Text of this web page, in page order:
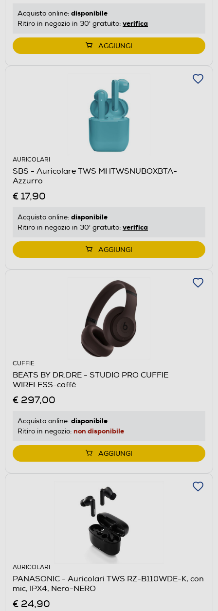
Acquisto online: disponibile
Ritiro in negozio in 30' gratuito: verifica
AGGIUNGI
AURICOLARI
SBS - Auricolare TWS MHTWSNUBOXBTA-
Azzurro
€ 17,90
Acquisto online: disponibile
Ritiro in negozio in 30' gratuito: verifica
AGGIUNGI
CUFFIE
BEATS BY DR.DRE - STUDIO PRO CUFFIE
WIRELESS-caffè
€ 297,00
Acquisto online: disponibile
Ritiro in negozio: non disponibile
AGGIUNGI
AURICOLARI
PANASONIC - Auricolari TWS RZ-B110WDE-K, con
mic, IPX4, Nero-NERO
€ 24,90